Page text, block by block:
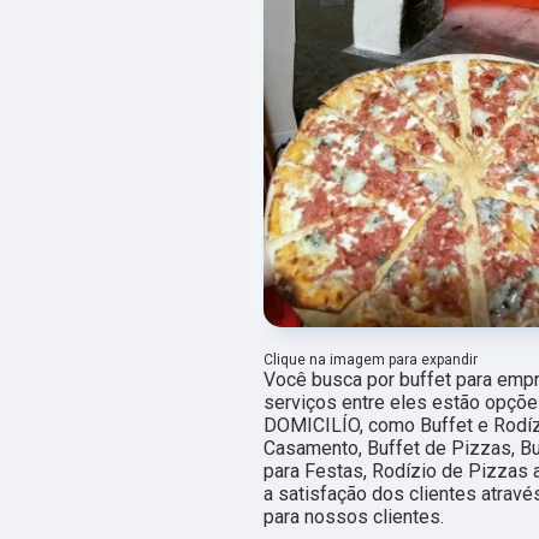
Clique na imagem para expandir
Você busca por buffet para
serviços entre eles estão
DOMICILÍO, como Buffet e
Casamento, Buffet de Pizzas,
para Festas, Rodízio de Pizzas
a satisfação dos clientes
para nossos clientes.